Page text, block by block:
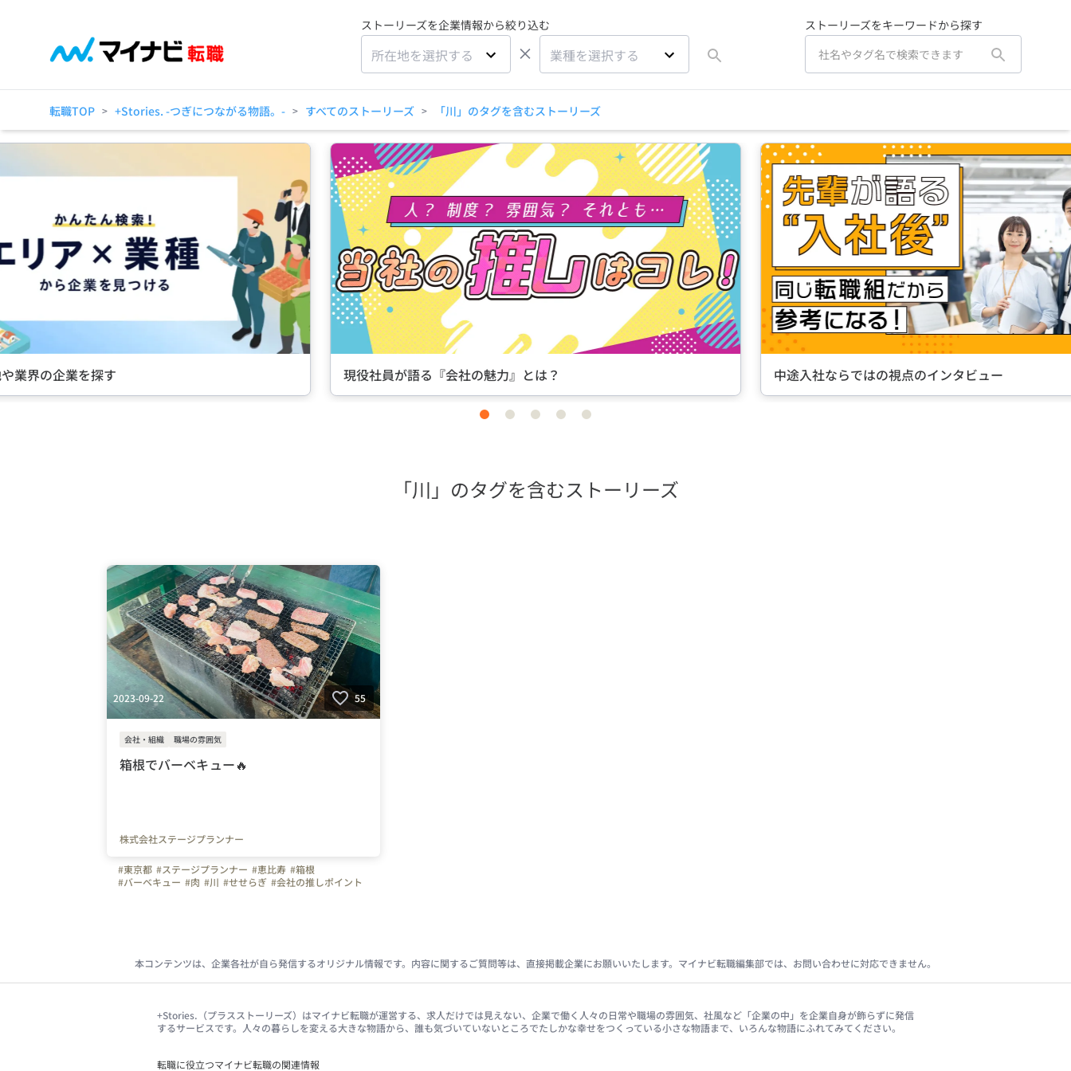
ストーリーズを企業情報から絞り込む
所在地を選択する × 業種を選択する
ストーリーズをキーワードから探す
転職TOP > +Stories. -つぎにつながる物語。- > すべてのストーリーズ > 「川」のタグを含むストーリーズ
現役社員が語る『会社の魅力』とは？ 中途入社ならではの視点のインタビュー 転職に成功した先輩たちのイン
item item item item item
「川」のタグを含むストーリーズ
2023-09-22 55
会社・組織 職場の雰囲気
箱根でバーベキュー🔥
株式会社ステージプランナー
#東京都 #ステージプランナー #恵比寿 #箱根
#バーベキュー #肉 #川 #せせらぎ #会社の推しポイント
本コンテンツは、企業各社が自ら発信するオリジナル情報です。内容に関するご質問等は、直接掲載企業にお願いいたします。マイナビ転職編集部では、お問い合わせに対応できません。
+Stories.（プラスストーリーズ）はマイナビ転職が運営する、求人だけでは見えない、企業で働く人々の日常や職場の雰囲気、社風など「企業の中」を企業自身が飾らずに発信
するサービスです。人々の暮らしを変える大きな物語から、誰も気づいていないところでたしかな幸せをつくっている小さな物語まで、いろんな物語にふれてみてください。
転職に役立つマイナビ転職の関連情報